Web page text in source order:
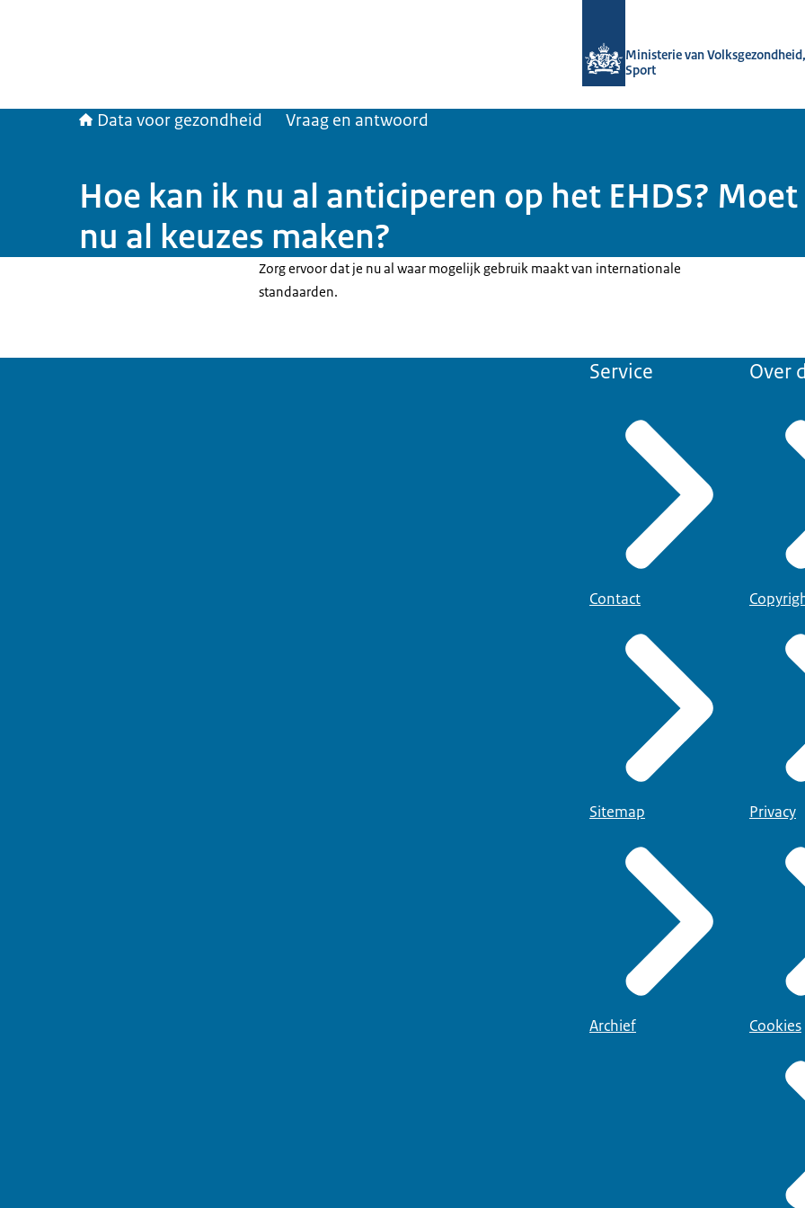
Ministerie van
Sport
Data voor gezondheid Vraag en antwoord
Hoe kan ik nu al anticiperen op het EHDS?
nu al keuzes maken?
Zorg ervoor dat je nu al waar mogelijk gebruik maakt van internationale
standaarden.
Service
Contact
Sitemap
Archief
Over
Privacy
Cookies